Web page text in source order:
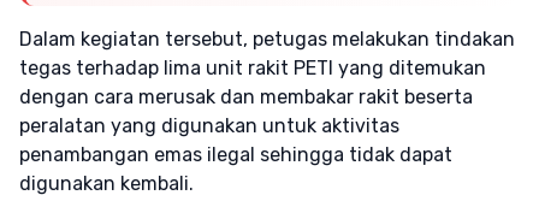
Dalam kegiatan tersebut, petugas melakukan tindakan
tegas terhadap lima unit rakit PETI yang ditemukan
dengan cara merusak dan membakar rakit beserta
peralatan yang digunakan untuk aktivitas
penambangan emas ilegal sehingga tidak dapat
digunakan kembali.